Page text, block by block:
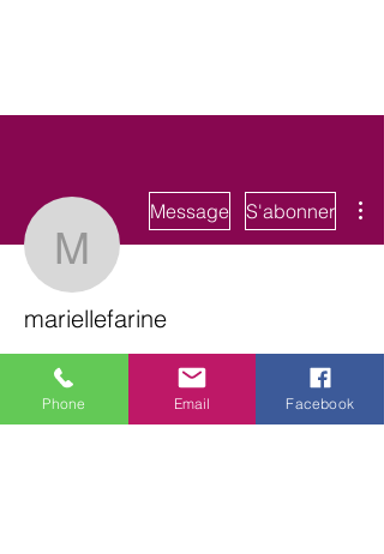
mariellefarine
Message S'abonner
mariellefarine
Phone Email Facebook